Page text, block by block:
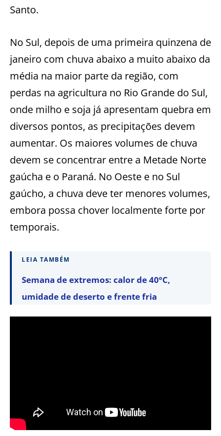
Santo.
No Sul, depois de uma primeira quinzena de
janeiro com chuva abaixo a muito abaixo da
média na maior parte da região, com
perdas na agricultura no Rio Grande do Sul,
onde milho e soja já apresentam quebra em
diversos pontos, as precipitações devem
aumentar. Os maiores volumes de chuva
devem se concentrar entre a Metade Norte
gaúcha e o Paraná. No Oeste e no Sul
gaúcho, a chuva deve ter menores volumes,
embora possa chover localmente forte por
temporais.
LEIA TAMBÉM
Semana de extremos: calor de 40ºC,
umidade de deserto e frente fria